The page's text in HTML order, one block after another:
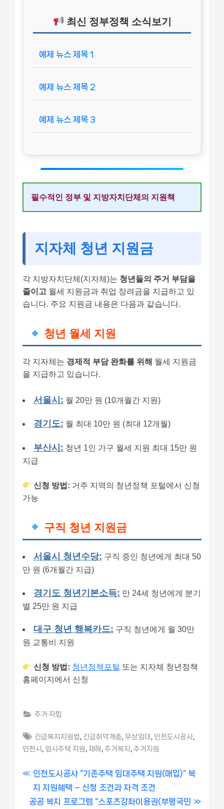
최신 정부정책 소식보기
예제 뉴스 제목 1
예제 뉴스 제목 2
예제 뉴스 제목 3
필수적인 정부 및 지방자치단체의 지원책
지자체 청년 지원금
각 지방자치단체(지자체)는 청년들의 주거 부담을
줄이고 월세 지원금과 취업 장려금을 지급하고 있
습니다. 주요 지원금 내용은 다음과 같습니다.
청년 월세 지원
각 지자체는 경제적 부담 완화를 위해 월세 지원금
을 지급하고 있습니다.
서울시: 월 20만 원 (10개월간 지원)
경기도: 월 최대 10만 원 (최대 12개월)
부산시: 청년 1인 가구 월세 지원 최대 15만 원
지급
신청 방법: 거주 지역의 청년정책 포털에서 신청
가능
구직 청년 지원금
서울시 청년수당: 구직 중인 청년에게 최대 50
만 원 (6개월간 지급)
경기도 청년기본소득: 만 24세 청년에게 분기
별 25만 원 지급
대구 청년 행복카드: 구직 청년에게 월 30만
원 교통비 지원
신청 방법: 청년정책포털 또는 지자체 청년정책
홈페이지에서 신청
주거·자립
Tags:
긴급복지지원법 긴급취약계층 ,무상임대 인천도시공사
인천시 임시주택 지원 재해 주거복지 주거지원
글
내
P
r
e
인천도시공사 “기존주택 임대주택 지원(매입)” 복
지 지원혜택 – 신청 조건과 자격 조건
N
공공 복지 프로그램 “스포츠강좌이용권(부평국민